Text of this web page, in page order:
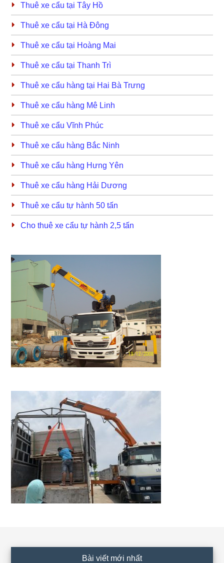
Thuê xe cẩu tại Tây Hồ
Thuê xe cẩu tại Hà Đông
Thuê xe cẩu tại Hoàng Mai
Thuê xe cẩu tại Thanh Trì
Thuê xe cẩu hàng tại Hai Bà Trưng
Thuê xe cẩu hàng Mê Linh
Thuê xe cẩu Vĩnh Phúc
Thuê xe cẩu hàng Bắc Ninh
Thuê xe cẩu hàng Hưng Yên
Thuê xe cẩu hàng Hải Dương
Thuê xe cẩu tự hành 50 tấn
Cho thuê xe cẩu tự hành 2,5 tấn
Bài viết mới nhất